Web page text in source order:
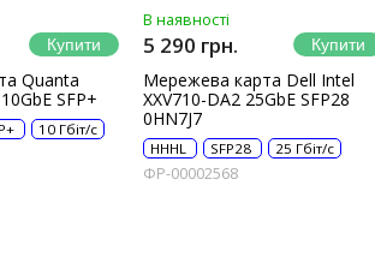
Quanta
SFP+
10 Гбіт/с
В наявності
5 290 грн.
Мережева карта Dell Intel
XXV710-DA2 25GbE SFP28
0HN7J7
HHHL SFP28 25 Гбіт/с
ФР-00002568